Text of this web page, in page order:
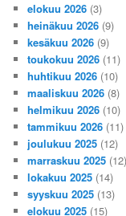
elokuu 2026 (3)
heinäkuu 2026 (9)
kesäkuu 2026 (9)
toukokuu 2026 (11)
huhtikuu 2026 (10)
maaliskuu 2026 (8)
helmikuu 2026 (10)
tammikuu 2026 (11)
joulukuu 2025 (12)
marraskuu 2025 (12)
lokakuu 2025 (14)
syyskuu 2025 (13)
elokuu 2025 (15)